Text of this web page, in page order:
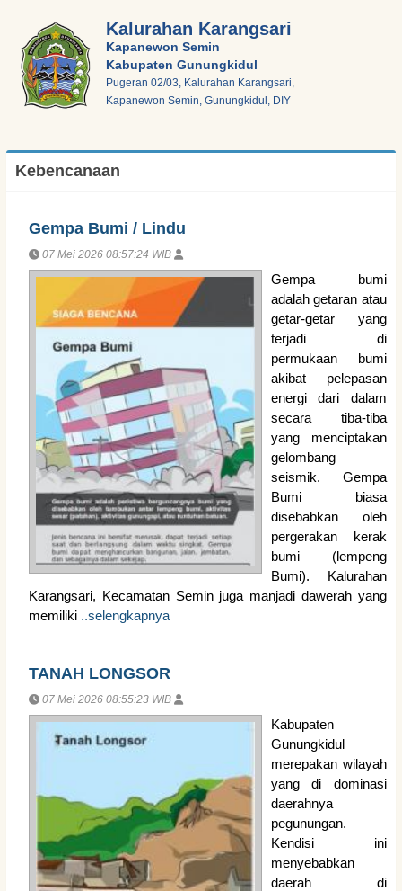
Kalurahan Karangsari
Kapanewon Semin
Kabupaten Gunungkidul
Pugeran 02/03, Kalurahan Karangsari,
Kapanewon Semin, Gunungkidul, DIY
Kebencanaan
Gempa Bumi / Lindu
07 Mei 2026 08:57:24 WIB
Gempa bumi
adalah getaran atau
getar-getar yang
terjadi di
permukaan bumi
akibat pelepasan
energi dari dalam
secara tiba-tiba
yang menciptakan
gelombang
seismik. Gempa
Bumi biasa
disebabkan oleh
pergerakan kerak
bumi (lempeng
Bumi). Kalurahan
Karangsari, Kecamatan Semin juga manjadi dawerah yang
memiliki ..selengkapnya
TANAH LONGSOR
07 Mei 2026 08:55:23 WIB
Kabupaten
Gunungkidul
merepakan wilayah
yang di dominasi
daerahnya
pegunungan.
Kendisi ini
menyebabkan
daerah di